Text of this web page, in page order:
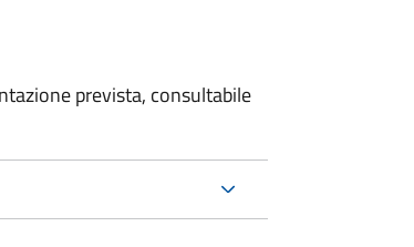
prevista, consultabile